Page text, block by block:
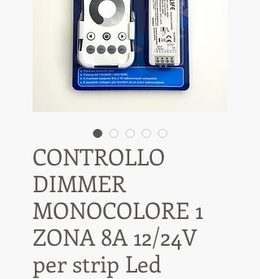
CONTROLLO
DIMMER
MONOCOLORE 1
ZONA 8A 12/24V
per strip Led